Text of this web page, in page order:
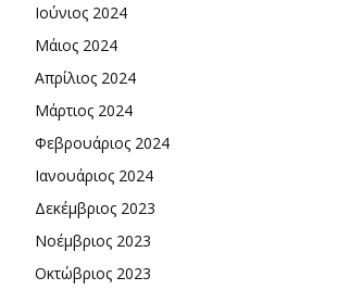
Ιούνιος 2024
Μάιος 2024
Απρίλιος 2024
Μάρτιος 2024
Φεβρουάριος 2024
Ιανουάριος 2024
Δεκέμβριος 2023
Νοέμβριος 2023
Οκτώβριος 2023